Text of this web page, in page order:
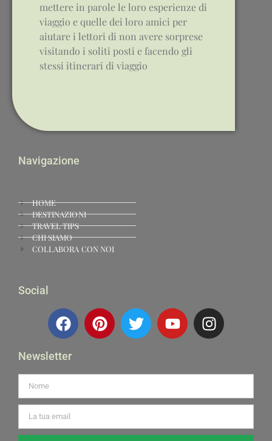
mettere in parole le loro esperienze di
viaggio e quelle dei loro amici per
aiutare i lettori di non avere sorprese
visitando i soliti posti e facendo gli
stessi itinerari di viaggio
Navigazione
HOME
DESTINAZIONI
TRAVEL TIPS
CHI SIAMO
COLLABORA CON NOI
Social
Newsletter